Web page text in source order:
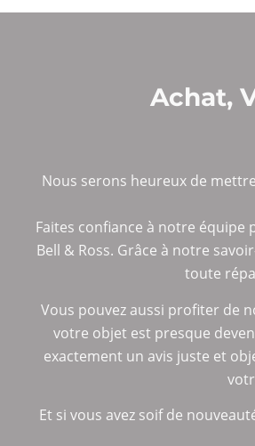
Achat,
Nous serons heureux de
Faites confiance à notre
Bell & Ross. Grâce à notre
toute
Vous pouvez aussi profiter de
votre objet est presque
exactement un avis juste et
Et si vous avez soif de